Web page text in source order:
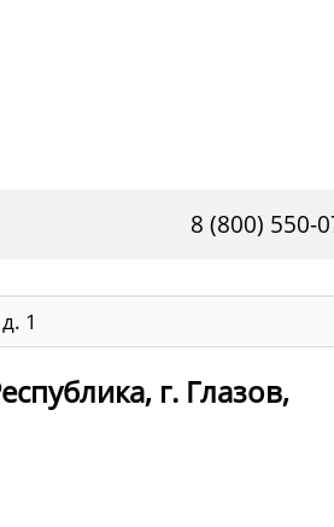
8 (800) 550-
1
г. Глазов,